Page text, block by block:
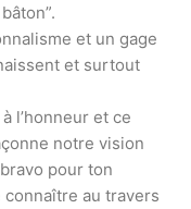
et un gage
et surtout
l’honneur et ce
notre vision
pour ton
au travers